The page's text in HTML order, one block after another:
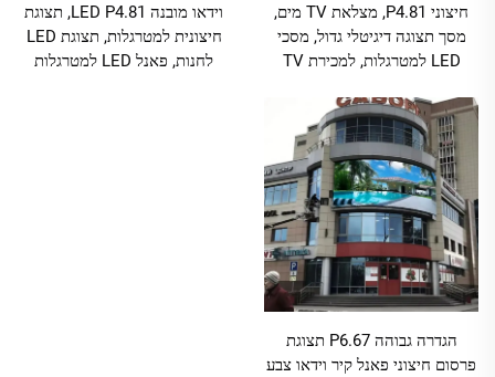
חיצוני P4.81, מצלאת TV מים,
מסך תצוגה דיגיטלי גדול, מסכי
LED למטרגלות, למכירת TV
וידאו מובנה LED P4.81, תצוגת
חיצונית למטרגלות, תצוגת LED
לחנות, פאנל LED למטרגלות
הגדרה גבוהה P6.67 תצוגת
פרסום חיצוני פאנל קיר וידאו צבע